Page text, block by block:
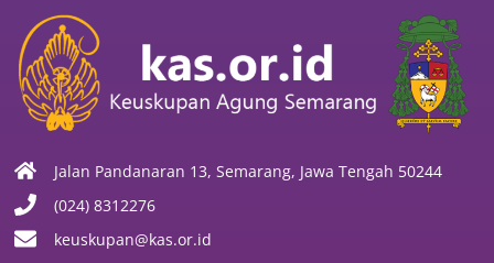
Jalan Pandanaran 13, Semarang, Jawa Tengah 50244
(024) 8312276
keuskupan@kas.or.id